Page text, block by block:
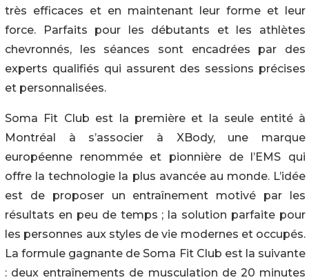
très efficaces et en maintenant leur forme et leur
force. Parfaits pour les débutants et les athlètes
chevronnés, les séances sont encadrées par des
experts qualifiés qui assurent des sessions précises
et personnalisées.
Soma Fit Club est la première et la seule entité à
Montréal à s’associer à XBody, une marque
européenne renommée et pionnière de l’EMS qui
offre la technologie la plus avancée au monde. L’idée
est de proposer un entraînement motivé par les
résultats en peu de temps ; la solution parfaite pour
les personnes aux styles de vie modernes et occupés.
La formule gagnante de Soma Fit Club est la suivante
: deux entraînements de musculation de 20 minutes